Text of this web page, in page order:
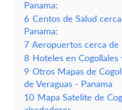
Panama:
6 Centos de Salud
Panama:
7 Aeropuertos cerca de
8 Hoteles en
9 Otros Mapas de
de Veraguas - Panama
10 Mapa Satelite de